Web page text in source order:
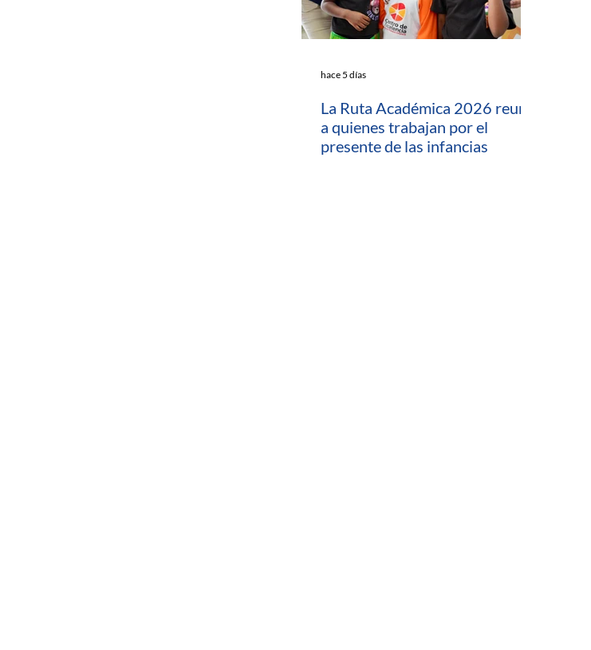
La Ruta Académica 2026 reunió
a quienes trabajan por el
presente de las infancias
hace 5 días